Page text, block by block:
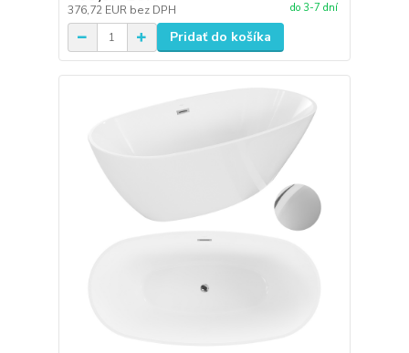
376,72 EUR bez DPH do 3-7 dní
Pridať do košíka